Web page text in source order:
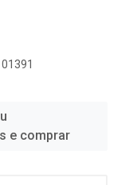
e comprar